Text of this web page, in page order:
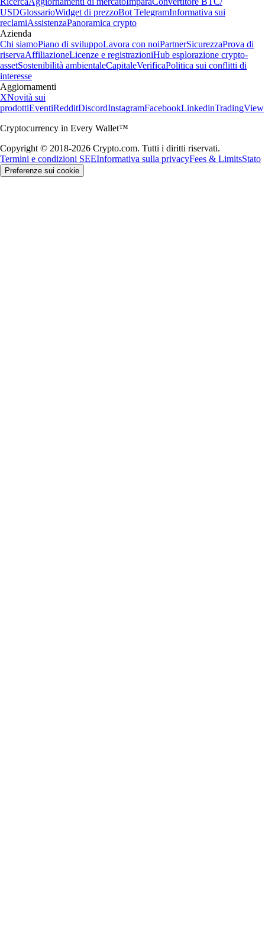
USDGlossarioWidget di prezzoBot TelegramInformativa sui
reclamiAssistenzaPanoramica crypto
Azienda
Chi siamoPiano di sviluppoLavora con noiPartnerSicurezzaProva di
riservaAffiliazioneLicenze e registrazioniHub esplorazione crypto-
assetSostenibilità ambientaleCapitaleVerificaPolitica sui conflitti di
interesse
Aggiornamenti
XNovità sui
prodottiEventiRedditDiscordInstagramFacebookLinkedinTradingView
Cryptocurrency in Every Wallet™
Copyright © 2018-2026 Crypto.com. Tutti i diritti riservati.
Termini e condizioni SEEInformativa sulla privacyFees & LimitsStato
Preferenze sui cookie